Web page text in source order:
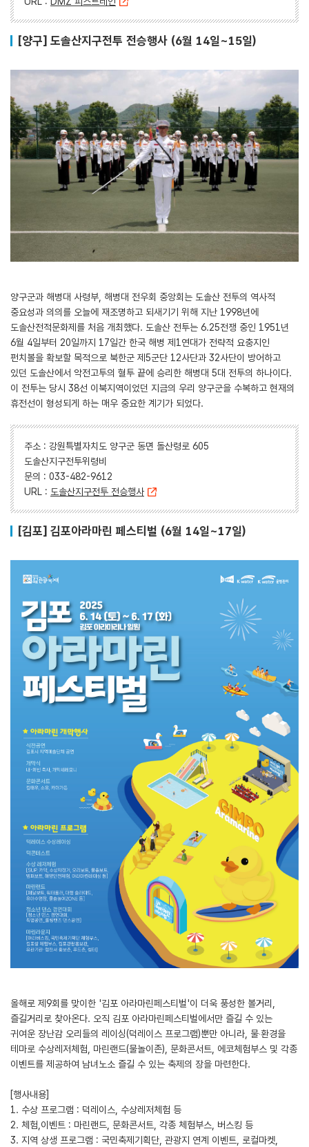
[양구] 도솔산지구전투 전승행사 (6월 14일~15일)
양구군과 해병대 사령부, 해병대 전우회 중앙회는 도솔산 전투의 역사적
중요성과 의의를 오늘에 재조명하고 되새기기 위해 지난 1998년에
도솔산전적문화제를 처음 개최했다. 도솔산 전투는 6.25전쟁 중인 1951년
6월 4일부터 20일까지 17일간 한국 해병 제1연대가 전략적 요충지인
펀치볼을 확보할 목적으로 북한군 제5군단 12사단과 32사단이 방어하고
있던 도솔산에서 악전고투의 혈투 끝에 승리한 해병대 5대 전투의 하나이다.
이 전투는 당시 38선 이북지역이었던 지금의 우리 양구군을 수복하고 현재의
휴전선이 형성되게 하는 매우 중요한 계기가 되었다.
주소 : 강원특별자치도 양구군 동면 돌산령로 605
도솔산지구전투위령비
문의 : 033-482-9612
URL : 도솔산지구전투 전승행사
[김포] 김포아라마린 페스티벌 (6월 14일~17일)
올해로 제9회를 맞이한 '김포 아라마린페스티벌'이 더욱 풍성한 볼거리,
즐길거리로 찾아온다. 오직 김포 아라마린페스티벌에서만 즐길 수 있는
귀여운 장난감 오리들의 레이싱(덕레이스 프로그램)뿐만 아니라, 물‧환경을
테마로 수상레저체험, 마린랜드(물놀이존), 문화콘서트, 에코체험부스 및 각종
이벤트를 제공하여 남녀노소 즐길 수 있는 축제의 장을 마련한다.
[행사내용]
1. 수상 프로그램 : 덕레이스, 수상레저체험 등
2. 체험,이벤트 : 마린랜드, 문화콘서트, 각종 체험부스, 버스킹 등
3. 지역 상생 프로그램 : 국민축제기획단, 관광지 연계 이벤트, 로컬마켓,